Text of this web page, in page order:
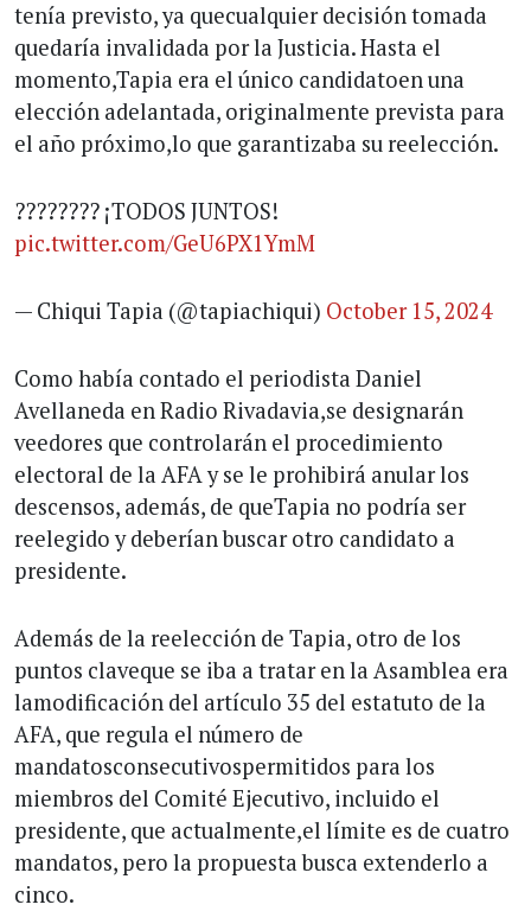
tenía previsto, ya quecualquier decisión tomada
quedaría invalidada por la Justicia. Hasta el
momento,Tapia era el único candidatoen una
elección adelantada, originalmente prevista para
el año próximo,lo que garantizaba su reelección.
???????? ¡TODOS JUNTOS!
pic.twitter.com/GeU6PX1YmM
— Chiqui Tapia (@tapiachiqui) October 15, 2024
Como había contado el periodista Daniel
Avellaneda en Radio Rivadavia,se designarán
veedores que controlarán el procedimiento
electoral de la AFA y se le prohibirá anular los
descensos, además, de queTapia no podría ser
reelegido y deberían buscar otro candidato a
presidente.
Además de la reelección de Tapia, otro de los
puntos claveque se iba a tratar en la Asamblea era
lamodificación del artículo 35 del estatuto de la
AFA, que regula el número de
mandatosconsecutivospermitidos para los
miembros del Comité Ejecutivo, incluido el
presidente, que actualmente,el límite es de cuatro
mandatos, pero la propuesta busca extenderlo a
cinco.